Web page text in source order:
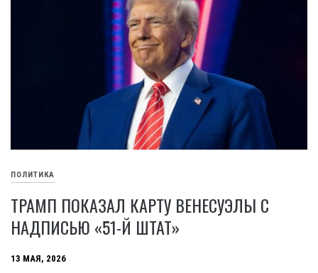
ПОЛИТИКА
ТРАМП ПОКАЗАЛ КАРТУ ВЕНЕСУЭЛЫ С
НАДПИСЬЮ «51-Й ШТАТ»
13 МАЯ, 2026